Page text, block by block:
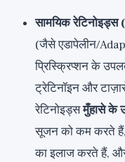
सामयिक रेटिनोइड्स
(जैसे एडापेलीन/
प्रिस्क्रिप्शन के
ट्रेटिनॉइन और
रेटिनोइड्समुँहासे के
सूजन को कम करते हैं,
का इलाज करते हैं,